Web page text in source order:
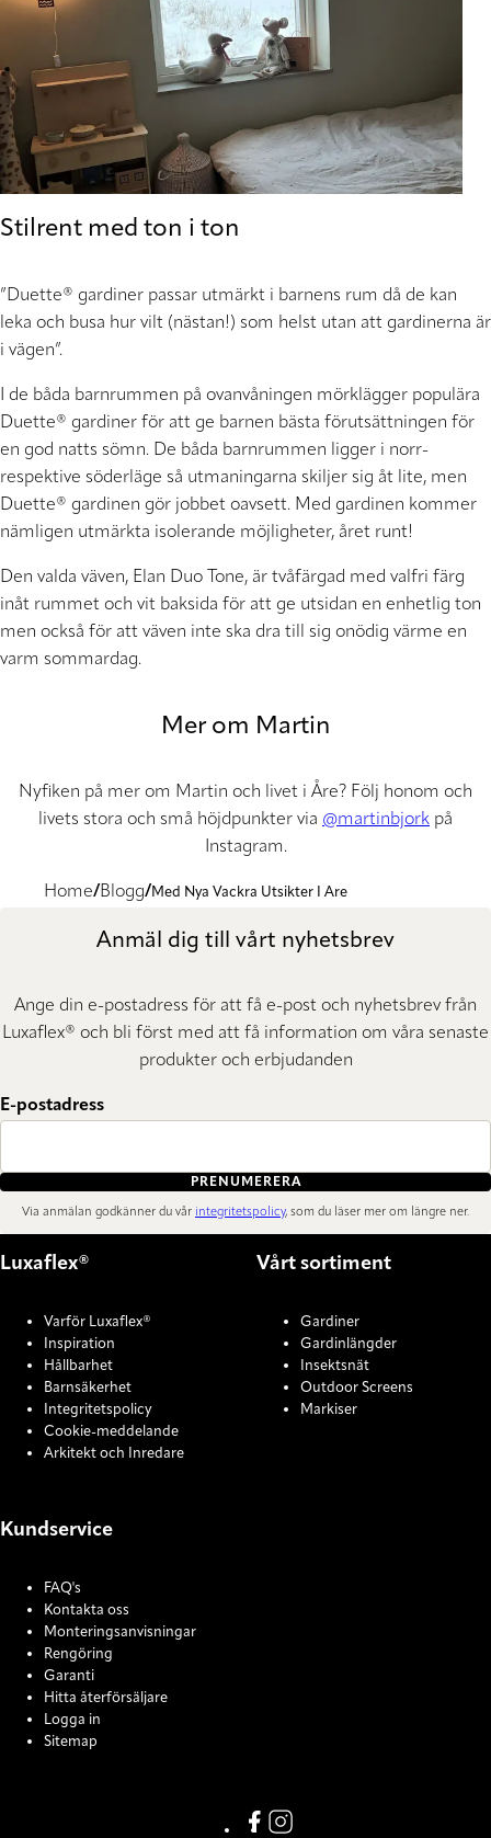
Stilrent med ton i ton
”Duette® gardiner passar utmärkt i barnens rum då de kan
leka och busa hur vilt (nästan!) som helst utan att gardinerna är
i vägen”.
I de båda barnrummen på ovanvåningen mörklägger populära
Duette® gardiner för att ge barnen bästa förutsättningen för
en god natts sömn. De båda barnrummen ligger i norr-
respektive söderläge så utmaningarna skiljer sig åt lite, men
Duette® gardinen gör jobbet oavsett. Med gardinen kommer
nämligen utmärkta isolerande möjligheter, året runt!
Den valda väven, Elan Duo Tone, är tvåfärgad med valfri färg
inåt rummet och vit baksida för att ge utsidan en enhetlig ton
men också för att väven inte ska dra till sig onödig värme en
varm sommardag.
Mer om Martin
Nyfiken på mer om Martin och livet i Åre? Följ honom och
livets stora och små höjdpunkter via @martinbjork på
Instagram.
Home Blogg Med Nya Vackra Utsikter I Are
Anmäl dig till vårt nyhetsbrev
Ange din e-postadress för att få e-post och nyhetsbrev från
Luxaflex® och bli först med att få information om våra senaste
produkter och erbjudanden
E-postadress
PRENUMERERA
Via anmälan godkänner du vår integritetspolicy, som du läser mer om längre ner.
Luxaflex®
Varför Luxaflex®
Inspiration
Hållbarhet
Barnsäkerhet
Integritetspolicy
Cookie-meddelande
Arkitekt och Inredare
Vårt sortiment
Gardiner
Gardinlängder
Insektsnät
Outdoor Screens
Markiser
Kundservice
FAQ's
Kontakta oss
Monteringsanvisningar
Rengöring
Garanti
Hitta återförsäljare
Logga in
Sitemap
Link missing Display text from
Link missing Display text